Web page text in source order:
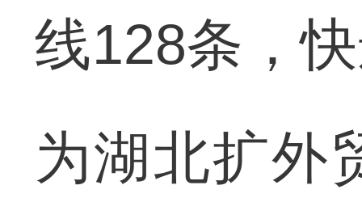
线128条，
为湖北扩外